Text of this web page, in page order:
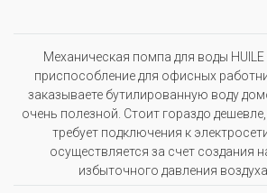
Механическая помпа для воды
приспособление для офисных
заказываете бутилированную воду
очень полезной. Стоит гораздо
требует подключения к
осуществляется за счет создания
избыточного давления